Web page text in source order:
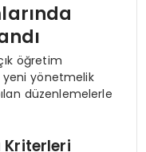
öğretim
yeni yönetmelik
düzenlemelerle
Kriterleri